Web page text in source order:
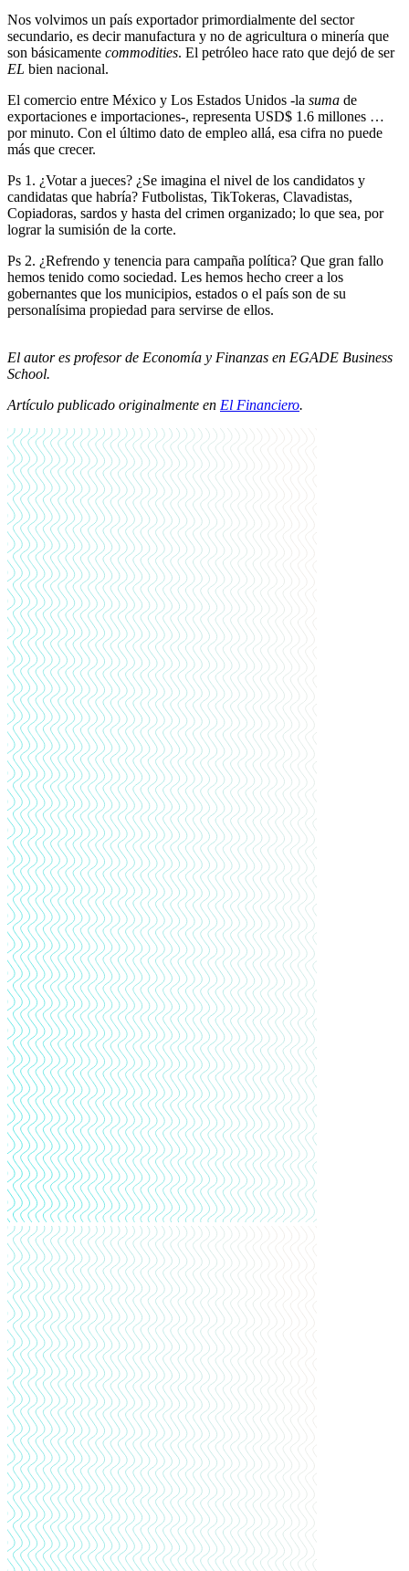
Nos volvimos un país exportador primordialmente del sector
secundario, es decir manufactura y no de agricultura o minería que
son básicamente commodities. El petróleo hace rato que dejó de ser
EL bien nacional.
El comercio entre México y Los Estados Unidos -la suma de
exportaciones e importaciones-, representa USD$ 1.6 millones …
por minuto. Con el último dato de empleo allá, esa cifra no puede
más que crecer.
Ps 1. ¿Votar a jueces? ¿Se imagina el nivel de los candidatos y
candidatas que habría? Futbolistas, TikTokeras, Clavadistas,
Copiadoras, sardos y hasta del crimen organizado; lo que sea, por
lograr la sumisión de la corte.
Ps 2. ¿Refrendo y tenencia para campaña política? Que gran fallo
hemos tenido como sociedad. Les hemos hecho creer a los
gobernantes que los municipios, estados o el país son de su
personalísima propiedad para servirse de ellos.
El autor es profesor de Economía y Finanzas en EGADE Business
School.
Artículo publicado originalmente en El Financiero.